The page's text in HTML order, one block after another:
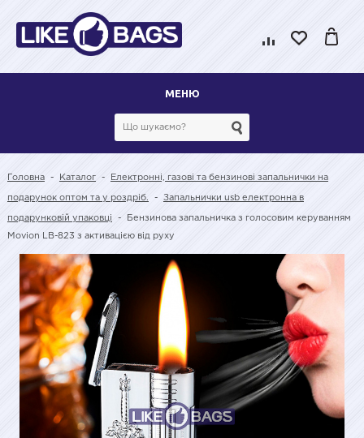
МЕНЮ
Головна - Каталог - Електронні, газові та бензинові запальнички на
подарунок оптом та у роздріб. - Запальнички usb електронна в
подарунковій упаковці - Бензинова запальничка з голосовим керуванням
Movion LB-823 з активацією від руху